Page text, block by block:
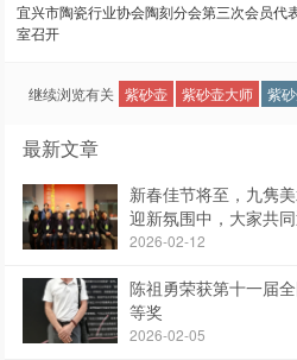
宜兴市陶瓷行业协会陶刻分会第三次会员代
室召开
继续浏览有关 紫砂壶 紫砂壶大师 紫
最新文章
新春佳节将至，九隽
迎新氛围中，大家共
作品展”
2026-02-12
陈祖勇荣获第十一届
等奖
2026-02-05